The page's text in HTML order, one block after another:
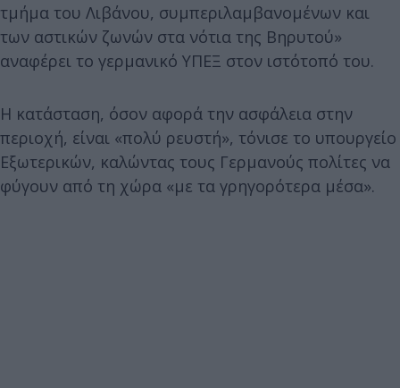
τμήμα του Λιβάνου, συμπεριλαμβανομένων και
των αστικών ζωνών στα νότια της Βηρυτού»
αναφέρει το γερμανικό ΥΠΕΞ στον ιστότοπό του.
Η κατάσταση, όσον αφορά την ασφάλεια στην
περιοχή, είναι «πολύ ρευστή», τόνισε το υπουργείο
Εξωτερικών, καλώντας τους Γερμανούς πολίτες να
φύγουν από τη χώρα «με τα γρηγορότερα μέσα».